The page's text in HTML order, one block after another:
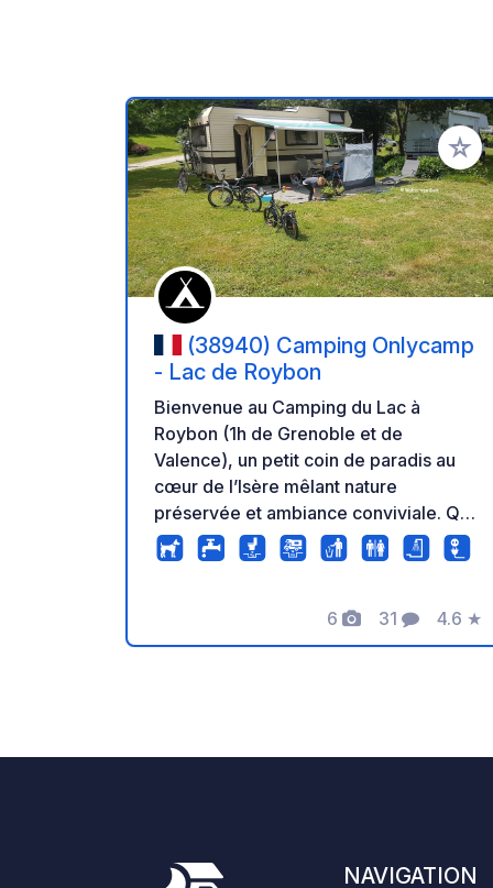
(38940) Camping Onlycamp
- Lac de Roybon
Bienvenue au Camping du Lac à
Roybon (1h de Grenoble et de
Valence), un petit coin de paradis au
cœur de l’Isère mêlant nature
préservée et ambiance conviviale. Que
vous soyez adepte du farniente au
bord de l’eau (et oui, l’accès au lac est
et de randonnée, ici, tout est pensé
pour un séjour ressourçant et une
100% confort pour ceux qui aiment
6
Photos
31 4.6
Note
★
NAVIGATION